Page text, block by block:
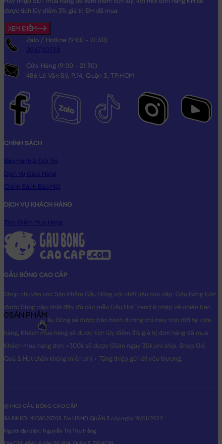
được tích lũy điểm 3% giá trị ĐH đã mua
XEM ĐIỂM
Zalo / Hotline (9:00 - 21:30)
0967110738
Cửa Hàng (9:00 - 21:30)
486 Lê Văn Sỹ, P.14, Quận 3, TP.HCM
CHÍNH SÁCH
Bảo Hành & Đổi Trả
Dịch Vụ Giao Hàng
Chính Sách Bảo Mật
DỊCH VỤ KHÁCH HÀNG
Tích Điểm Mua Hàng
GẤU BÔNG CAO CẤP
Shop chuyên các Sản Phẩm Gấu Bông với chất liệu cao cấp. Gấu Bông luôn
được Shop cập nhật đầy đủ các mẫu Gấu Hot Trend & nhập về phiên bản
Original nhất. Gấu Bông sẽ được bảo hành đường chỉ may trọn đời tại cửa
hàng, Khách mua hàng sẽ được tích lũy điểm 3% giá trị đơn hàng đã mua.
Khách mua hàng đơn >300k sẽ được Giảm ngay 30k phí ship. Shop Gói
Quà & Hút chân không miễn phí + Tặng thiệp gửi lời yêu thương.
@ HKD GẤU BÔNG CAO CẤP
Số ĐKKD: 41C8025705. Do UBND QUẬN 3 cấp ngày 19/01/2022
Người đại diện: Nguyễn Thị Thu Hằng
0SẢN PHẨM
0₫